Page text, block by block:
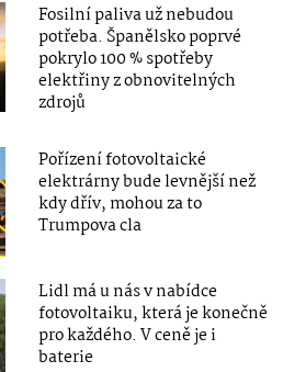
Fosilní paliva už nebudou
potřeba. Španělsko poprvé
pokrylo 100 % spotřeby
elektřiny z obnovitelných
zdrojů
Pořízení fotovoltaické
elektrárny bude levnější než
kdy dřív, mohou za to
Trumpova cla
Lidl má u nás v nabídce
fotovoltaiku, která je konečně
pro každého. V ceně je i
baterie